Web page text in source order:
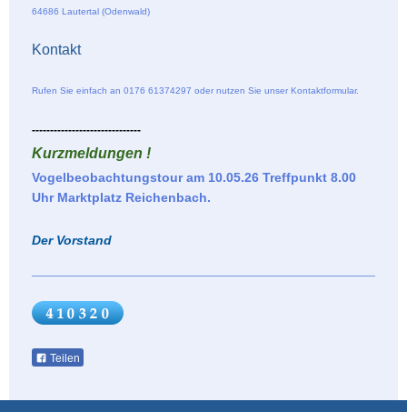
64686 Lautertal (Odenwald)
Kontakt
Rufen Sie einfach an 0176 61374297 oder nutzen Sie unser Kontaktformular.
------------------------------
Kurzmeldungen !
Vogelbeobachtungstour am 10.05.26 Treffpunkt 8.00
Uhr Marktplatz Reichenbach.
Der Vorstand
Teilen